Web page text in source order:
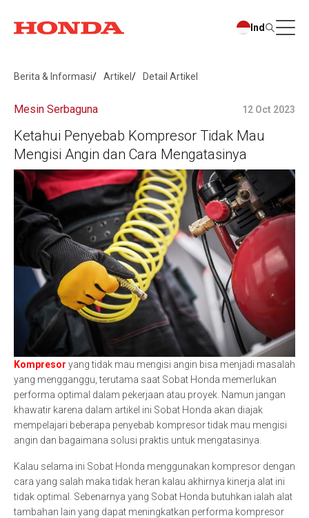
Ind
Berita & Informasi Artikel Detail Artikel
Mesin Serbaguna 12 Oct 2023
Ketahui Penyebab Kompresor Tidak Mau
Mengisi Angin dan Cara Mengatasinya
Kompresor yang tidak mau mengisi angin bisa menjadi masalah
yang mengganggu, terutama saat Sobat Honda memerlukan
performa optimal dalam pekerjaan atau proyek. Namun jangan
khawatir karena dalam artikel ini Sobat Honda akan diajak
mempelajari beberapa penyebab kompresor tidak mau mengisi
angin dan bagaimana solusi praktis untuk mengatasinya.
Kalau selama ini Sobat Honda menggunakan kompresor dengan
cara yang salah maka tidak heran kalau akhirnya kinerja alat ini
tidak optimal. Sebenarnya yang Sobat Honda butuhkan ialah alat
tambahan lain yang dapat meningkatkan performa kompresor